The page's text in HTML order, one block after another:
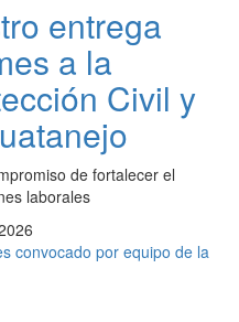
entrega
a la
Civil y
de fortalecer el
laborales